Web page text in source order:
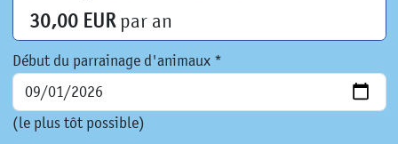
30,00 EUR par an
Début du parrainage d'animaux *
(le plus tôt possible)